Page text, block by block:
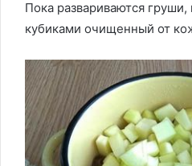
Пока развариваются
кубиками очищенный от